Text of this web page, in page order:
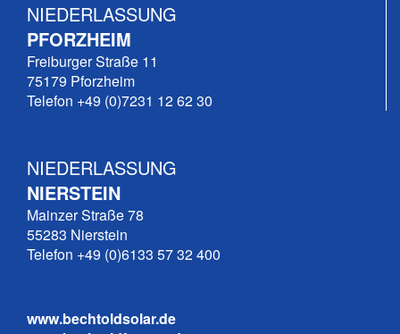
NIEDERLASSUNG
PFORZHEIM
Freiburger Straße 11
75179 Pforzheim
Telefon +49 (0)7231 12 62 30
NIEDERLASSUNG
NIERSTEIN
Mainzer Straße 78
55283 Nierstein
Telefon +49 (0)6133 57 32 400
www.bechtoldsolar.de